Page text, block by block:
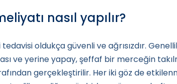
nasıl yapılır?
oldukça güvenli ve ağrısızdır.
ve yerine yapay, şeffaf bir merceğin
gerçekleştirilir. Her iki göz de